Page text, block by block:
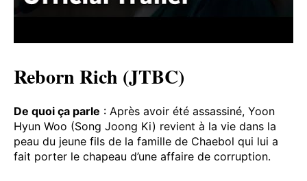
Reborn Rich (JTBC)
De quoi ça parle : Après avoir été assassiné, Yoon
Hyun Woo (Song Joong Ki) revient à la vie dans la
peau du jeune fils de la famille de Chaebol qui lui a
fait porter le chapeau d’une affaire de corruption.